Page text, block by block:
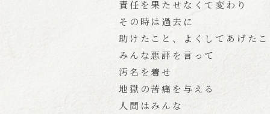
責任を果たせなくて変わり
その時は過去に
助けたこと、よくしてあげた
みんな悪評を言って
汚名を着せ
地獄の苦痛を与える
人間はみんな